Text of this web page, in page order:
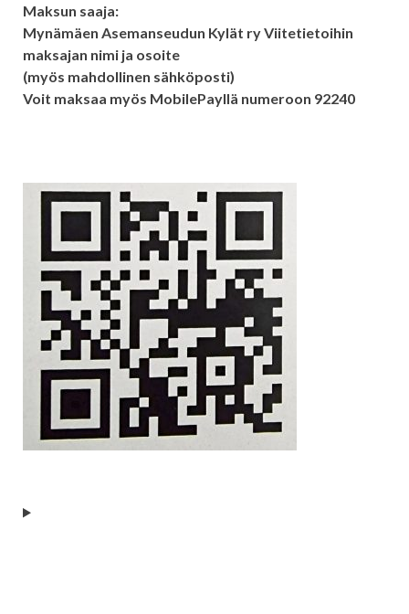
Maksun saaja:
Mynämäen Asemanseudun Kylät ry Viitetietoihin
maksajan nimi ja osoite
(myös mahdollinen sähköposti)
Voit maksaa myös MobilePayllä numeroon 92240